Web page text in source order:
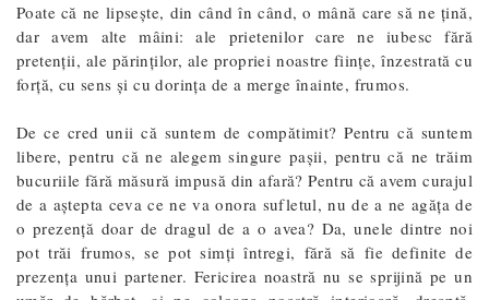
Poate că ne lipsește, din când în când, o mână care să ne țină,
dar avem alte mâini: ale prietenilor care ne iubesc fără
pretenții, ale părinților, ale propriei noastre ființe, înzestrată cu
forță, cu sens și cu dorința de a merge înainte, frumos.
De ce cred unii că suntem de compătimit? Pentru că suntem
libere, pentru că ne alegem singure pașii, pentru că ne trăim
bucuriile fără măsură impusă din afară? Pentru că avem curajul
de a aştepta ceva ce ne va onora sufletul, nu de a ne agăţa de
o prezenţă doar de dragul de a o avea? Da, unele dintre noi
pot trăi frumos, se pot simți întregi, fără să fie definite de
prezenţa unui partener. Fericirea noastră nu se sprijină pe un